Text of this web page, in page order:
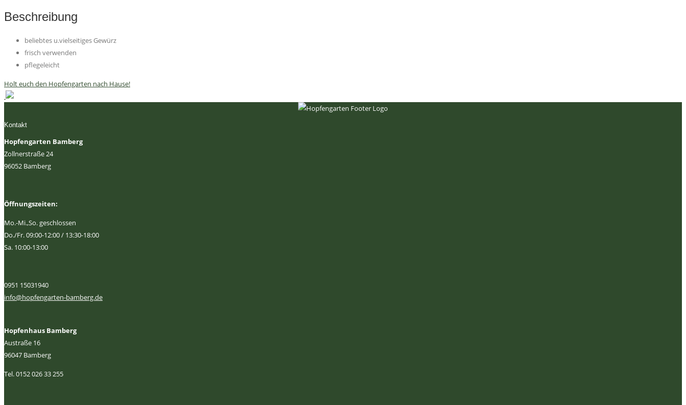
Beschreibung
beliebtes u.vielseitiges Gewürz
frisch verwenden
pflegeleicht
Holt euch den Hopfengarten nach Hause!
Kontakt
Hopfengarten Bamberg
Zollnerstraße 24
96052 Bamberg
Öffnungszeiten:
Mo.-Mi.,So. geschlossen
Do./Fr. 09:00-12:00 / 13:30-18:00
Sa. 10:00-13:00
0951 15031940
info@hopfengarten-bamberg.de
Hopfenhaus Bamberg
Austraße 16
96047 Bamberg
Tel. 0152 026 33 255